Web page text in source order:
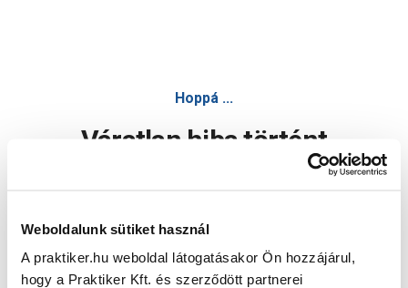
Weboldalunk sütiket használ
A praktiker.hu weboldal látogatásakor Ön hozzájárul,
hogy a Praktiker Kft. és szerződött partnerei
Hoppá ...
Váratlan hiba történt
Oldal újratöltése